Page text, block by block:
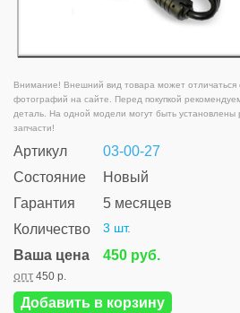
Внимание! Внешний вид товара может отличаться
фотографий на сайте. Перед покупкой
деталь. На одной модели могут быть установлены
запчасти!
Артикул
03-00-27
Состояние
Новый
Гарантия
5 месяцев
Количество
3 шт.
Ваша цена 450 руб.
опт 450 р.
Добавить в корзину